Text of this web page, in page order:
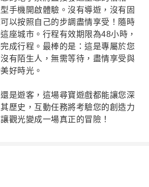
手機開啟體驗。沒有導遊，沒有固
以按照自己的步調盡情享受！隨時
座城市。行程有效期限為48小時，
成行程。最棒的是：這是專屬於您
有陌生人，無需等待，盡情享受與
好時光。
是遊客，這場尋寶遊戲都能讓您深
歷史，互動任務將考驗您的創造力
觀光變成一場真正的冒險！